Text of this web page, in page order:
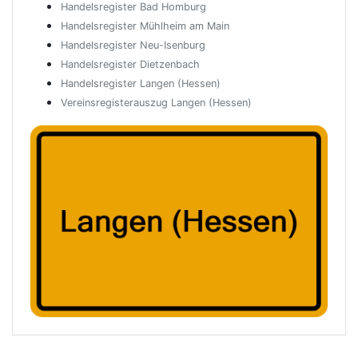
Handelsregister Bad Homburg
Handelsregister Mühlheim am Main
Handelsregister Neu-Isenburg
Handelsregister Dietzenbach
Handelsregister Langen (Hessen)
Vereinsregisterauszug Langen (Hessen)